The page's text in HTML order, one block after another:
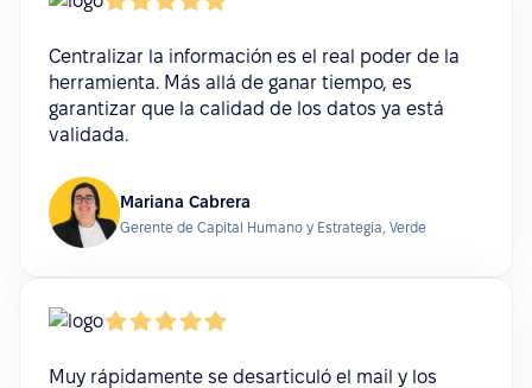
Centralizar la información es el real poder de la
herramienta. Más allá de ganar tiempo, es
garantizar que la calidad de los datos ya está
validada.
Mariana Cabrera
Gerente de Capital Humano y Estrategia, Verde
Muy rápidamente se desarticuló el mail y los